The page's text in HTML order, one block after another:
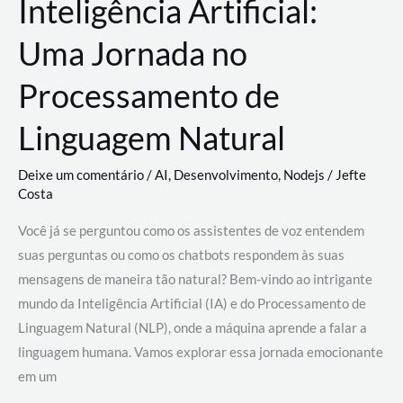
Inteligência Artificial:
Uma Jornada no
Processamento de
Linguagem Natural
Deixe um comentário/AI, Desenvolvimento, Nodejs / Jefte
Costa
Você já se perguntou como os assistentes de voz entendem
suas perguntas ou como os chatbots respondem às suas
mensagens de maneira tão natural? Bem-vindo ao intrigante
mundo da Inteligência Artificial (IA) e do Processamento de
Linguagem Natural (NLP), onde a máquina aprende a falar a
linguagem humana. Vamos explorar essa jornada emocionante
em um